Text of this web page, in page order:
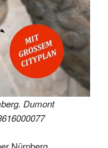
Dumont